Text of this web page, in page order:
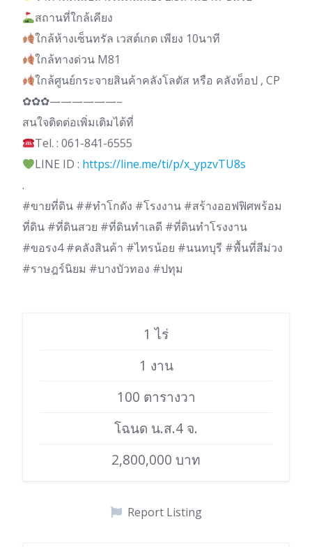
สถานที่ใกล้เคียง
ใกล้ห้างเซ็นทรัล เวสต์เกต เพียง 10นาที
ใกล้ทางด่วน M81
ใกล้ศูนย์กระจายสินค้าคลังโลตัส หรือ คลังท็อป , CP
✿✿✿——————–
สนใจติดต่อเพิ่มเติมได้ที่
Tel. : 061-841-6555
LINE ID : https://line.me/ti/p/x_ypzvTU8s
.
#ขายที่ดิน ##ทําโกดัง #โรงงาน #สร้างออฟฟิศพร้อม
ที่ดิน #ที่ดินสวย #ที่ดินทำเลดี #ที่ดินทำโรงงาน
#ขอรง4 #คลังสินค้า #ไทรน้อย #นนทบุรี #พื้นที่สีม่วง
#ราษฎร์นิยม #บางบัวทอง #ปทุม
1 ไร่
1 งาน
100 ตารางวา
โฉนด น.ส.4 จ.
2,800,000 บาท
Report Listing